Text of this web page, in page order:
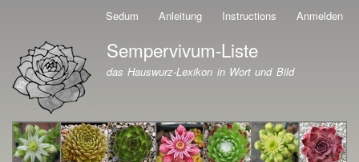
Direkt
zum
Inhalt
Sedum Anleitung Instructions Anmelden
Branding der Website
Sempervivum-Liste
das Hauswurz-Lexikon in Wort und Bild